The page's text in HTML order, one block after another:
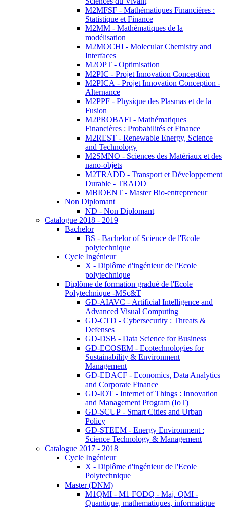
M2MFSF - Mathématiques Financières :
Statistique et Finance
M2MM - Mathématiques de la
modélisation
M2MOCHI - Molecular Chemistry and
Interfaces
M2OPT - Optimisation
M2PIC - Projet Innovation Conception
M2PICA - Projet Innovation Conception -
Alternance
M2PPF - Physique des Plasmas et de la
Fusion
M2PROBAFI - Mathématiques
Financières : Probabilités et Finance
M2REST - Renewable Energy, Science
and Technology
M2SMNO - Sciences des Matériaux et des
nano-objets
M2TRADD - Transport et Développement
Durable - TRADD
MBIOENT - Master Bio-entrepreneur
Non Diplomant
ND - Non Diplomant
Catalogue 2018 - 2019
Bachelor
BS - Bachelor of Science de l'Ecole
polytechnique
Cycle Ingénieur
X - Diplôme d'ingénieur de l'Ecole
polytechnique
Diplôme de formation gradué de l'Ecole
Polytechnique -MSc&T
GD-AIAVC - Artificial Intelligence and
Advanced Visual Computing
GD-CTD - Cybersecurity : Threats &
Defenses
GD-DSB - Data Science for Business
GD-ECOSEM - Ecotechnologies for
Sustainability & Environment
Management
GD-EDACF - Economics, Data Analytics
and Corporate Finance
GD-IOT - Internet of Things : Innovation
and Management Program (IoT)
GD-SCUP - Smart Cities and Urban
Policy
GD-STEEM - Energy Environment :
Science Technology & Management
Catalogue 2017 - 2018
Cycle Ingénieur
X - Diplôme d'ingénieur de l'Ecole
Polytechnique
Master (DNM)
M1QMI - M1 FODQ - Maj. QMI -
Quantique, mathematiques, informatique